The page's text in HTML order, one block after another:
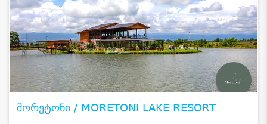
მორეტონი / MORETONI LAKE RESORT